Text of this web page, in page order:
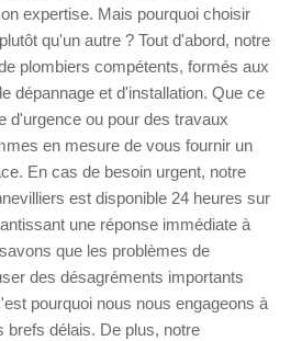
expertise. Mais pourquoi choisir
qu'un autre ? Tout d'abord, notre
plombiers compétents, formés aux
dépannage et d'installation. Que ce
d'urgence ou pour des travaux
en mesure de vous fournir un
En cas de besoin urgent, notre
est disponible 24 heures sur
une réponse immédiate à
que les problèmes de
des désagréments importants
pourquoi nous nous engageons à
brefs délais. De plus, notre